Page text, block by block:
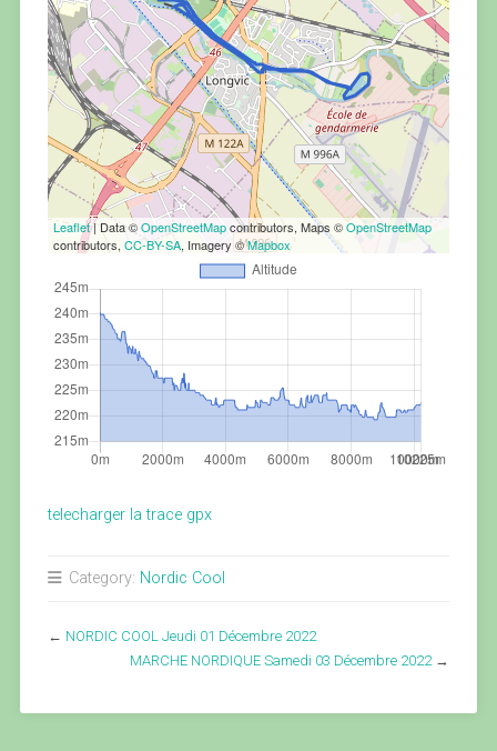
Leaflet| Data ©OpenStreetMapcontributors, Maps ©OpenStreetMap
contributors, CC-BY-SA, Imagery ©Mapbox
telecharger la trace gpx
Category: Nordic Cool
← NORDIC COOL Jeudi 01 Décembre 2022
MARCHE NORDIQUE Samedi 03 Décembre 2022→